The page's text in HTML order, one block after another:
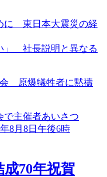
に 東日本大震災の経
」 社長説明と異なる
会 原爆犠牲者に黙禱
成70年祝賀